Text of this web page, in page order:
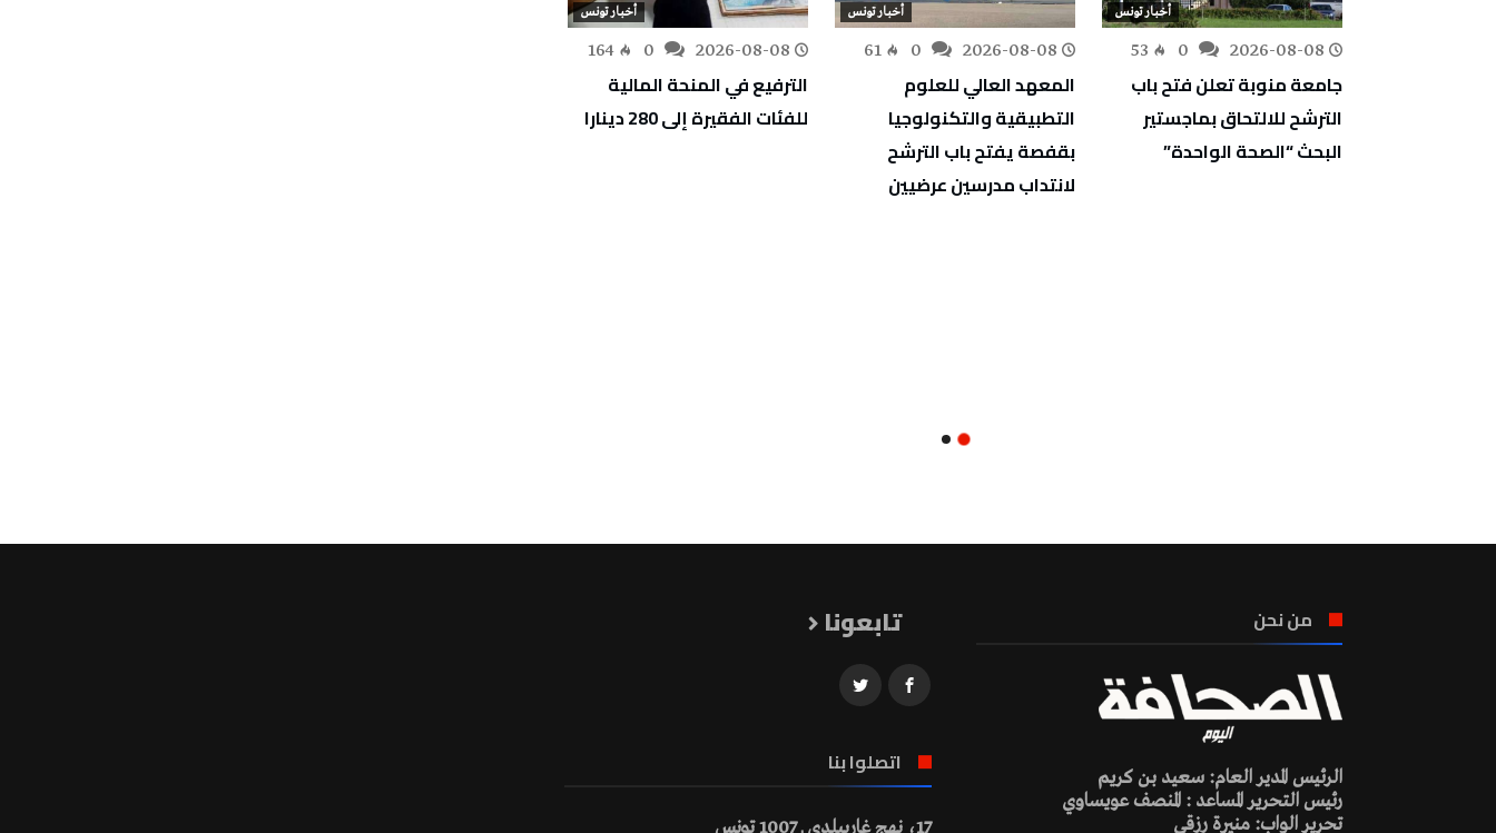
أخبار تونس
2026-08-08
53
جامعة منوبة تعلن فتح باب
الترشح للالتحاق بماجستير
البحث “الصحة الواحدة”
أخبار تونس
2026-08-08
61
المعهد العالي للعلوم
التطبيقية والتكنولوجيا
بقفصة يفتح باب الترشح
لانتداب مدرسين عرضيين
أخبار تونس
2026-08-08
164
الترفيع في المنحة المالية
للفئات الفقيرة إلى 280 دينارا
من نحن
الرئيس المدير العام: سعيد بن كريم
رئيس التحرير المساعد : المنصف عويساوي
تحرير الواب: منيرة رزقي
تابعونا
اتصلوا بنا
17، نهج غاريبلدي ـ 1007 تونس